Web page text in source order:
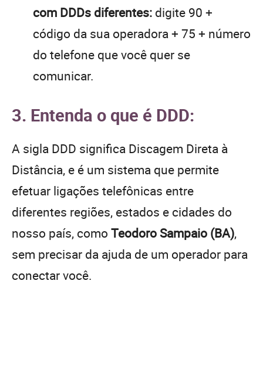
com DDDs diferentes: digite 90 +
código da sua operadora + 75 + número
do telefone que você quer se
comunicar.
3. Entenda o que é DDD:
A sigla DDD significa Discagem Direta à
Distância, e é um sistema que permite
efetuar ligações telefônicas entre
diferentes regiões, estados e cidades do
nosso país, como Teodoro Sampaio (BA),
sem precisar da ajuda de um operador para
conectar você.